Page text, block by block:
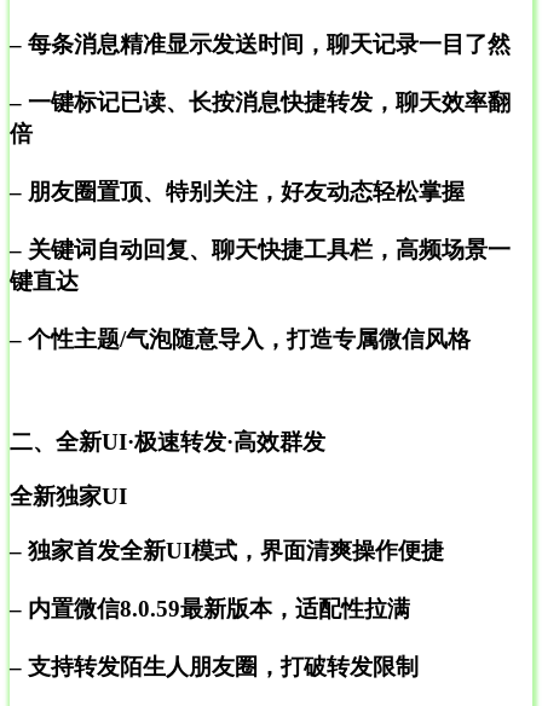
– 每条消息精准显示发送时间，聊天记录一目了然
– 一键标记已读、长按消息快捷转发，聊天效率翻
倍
– 朋友圈置顶、特别关注，好友动态轻松掌握
– 关键词自动回复、聊天快捷工具栏，高频场景一
键直达
– 个性主题/气泡随意导入，打造专属微信风格
二、全新UI·极速转发·高效群发
全新独家UI
– 独家首发全新UI模式，界面清爽操作便捷
– 内置微信8.0.59最新版本，适配性拉满
– 支持转发陌生人朋友圈，打破转发限制